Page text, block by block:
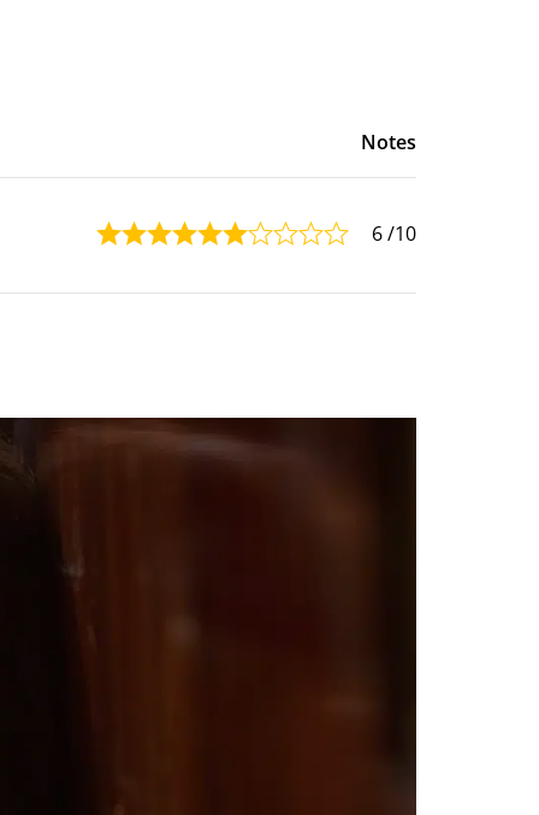
Notes
6/10